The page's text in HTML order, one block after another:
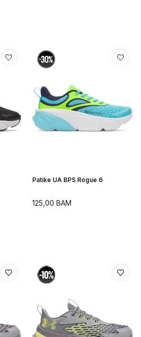
Patike UA BPS Rogue 6
125,00 BAM